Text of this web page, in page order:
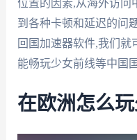
位置的因素,从海外访问
到各种卡顿和延迟的问
回国加速器软件,我们就
能畅玩少女前线等中国
在欧洲怎么